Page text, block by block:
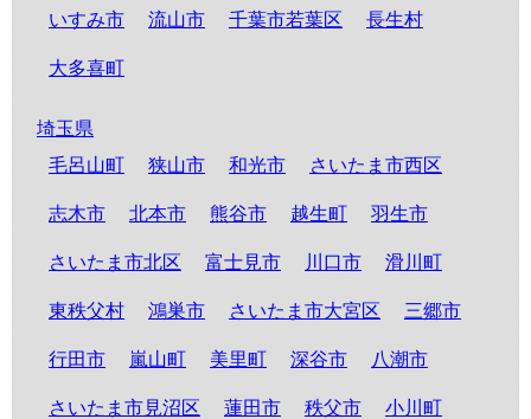
いすみ市 流山市 千葉市若葉区 長生村
大多喜町
埼玉県
毛呂山町
狭山市 和光市 さいたま市西区
志木市 北本市 熊谷市 越生町 羽生市
さいたま市北区 富士見市 川口市 滑川町
東秩父村 鴻巣市 さいたま市大宮区 三郷市
行田市 嵐山町 美里町 深谷市 八潮市
さいたま市見沼区 蓮田市 秩父市 小川町